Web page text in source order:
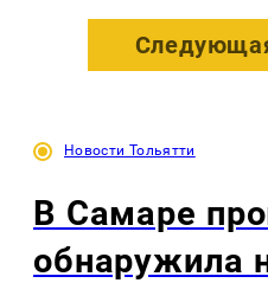
Новости Тольятти
В Самаре
обнаружила